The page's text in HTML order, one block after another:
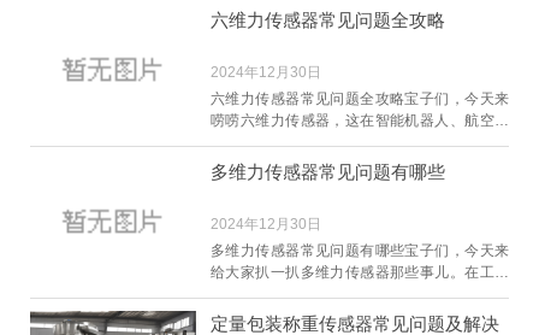
工具，广泛
六维力传感器常见问题全攻略
2024年12月30日
六维力传感器常见问题全攻略宝子们，今天来
唠唠六维力传感器，这在智能机器人、航空航
天、精密制造等高大上领域超厉害的“小能手”，
但它也
多维力传感器常见问题有哪些
2024年12月30日
多维力传感器常见问题有哪些宝子们，今天来
给大家扒一扒多维力传感器那些事儿。在工业
生产、机器人研发、生物力学等众多领域，多
维力传感器
定量包装称重传感器常见问题及解决